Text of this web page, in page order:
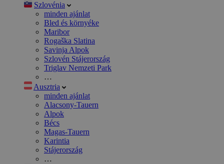
Szlovénia
minden ajánlat
Bled és környéke
Maribor
Rogaška Slatina
Savinja Alpok
Szlovén Stájerország
Triglav Nemzeti Park
…
Ausztria
minden ajánlat
Alacsony-Tauern
Alpok
Bécs
Magas-Tauern
Karintia
Stájerország
…